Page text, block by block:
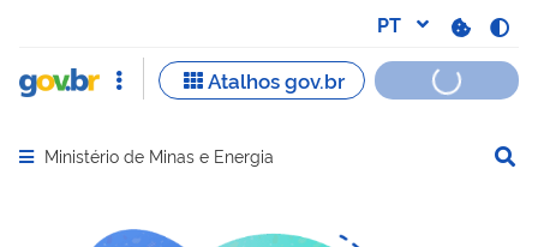
Abrir menu principal de navegação
Ministério de Minas e Energia